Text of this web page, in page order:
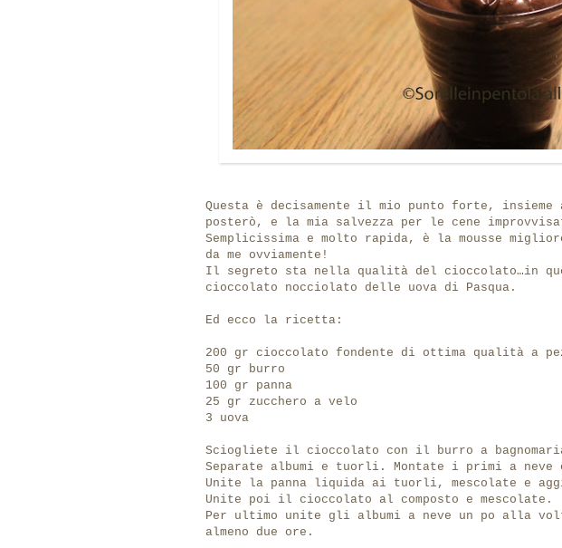
Questa è decisamente il mio punto forte,
posterò, e la mia salvezza per le cene
Semplicissima e molto rapida, è la mousse
da me ovviamente!
Il segreto sta nella qualità del cioccolato…in
cioccolato nocciolato delle uova di Pasqua.
Ed ecco la ricetta:
200 gr cioccolato fondente di ottima qualità a
50 gr burro
100 gr panna
25 gr zucchero a velo
3 uova
Sciogliete il cioccolato con il burro a
Separate albumi e tuorli. Montate i primi a neve
Unite la panna liquida ai tuorli, mescolate e
Unite poi il cioccolato al composto e mescolate.
Per ultimo unite gli albumi a neve un po alla
almeno due ore.